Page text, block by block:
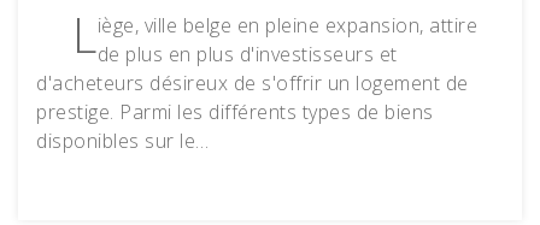
Liège, ville belge en pleine expansion, attire
de plus en plus d'investisseurs et
d'acheteurs désireux de s'offrir un logement de
prestige. Parmi les différents types de biens
disponibles sur le…